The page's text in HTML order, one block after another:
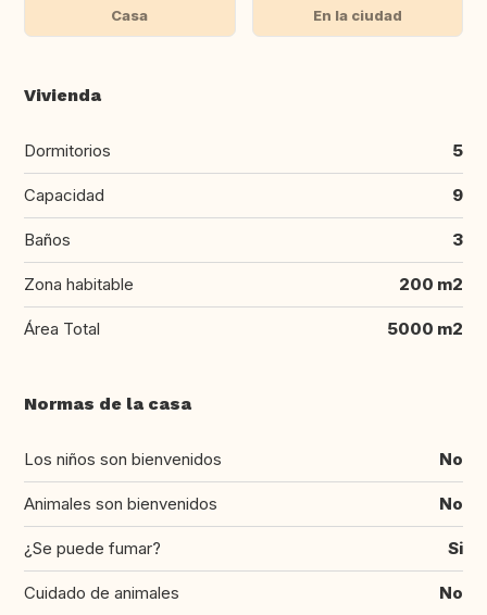
Casa En la ciudad
Vivienda
Dormitorios 5
Capacidad 9
Baños 3
Zona habitable 200 m2
Área Total 5000 m2
Normas de la casa
Los niños son bienvenidos No
Animales son bienvenidos No
¿Se puede fumar? Si
Cuidado de animales No